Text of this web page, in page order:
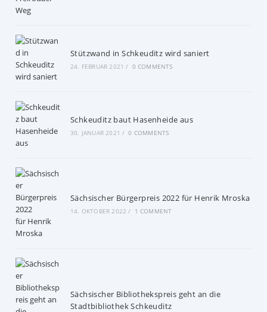
Stützwand in Schkeuditz wird saniert
24. FEBRUAR 2021 / 0 COMMENTS
Schkeuditz baut Hasenheide aus
30. JANUAR 2021 / 0 COMMENTS
Sächsischer Bürgerpreis 2022 für Henrik Mroska
14. OKTOBER 2022 / 1 COMMENT
Sächsischer Bibliothekspreis geht an die
Stadtbibliothek Schkeuditz